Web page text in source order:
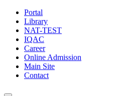
Portal
Library
NAT-TEST
IQAC
Career
Online Admission
Main Site
Contact